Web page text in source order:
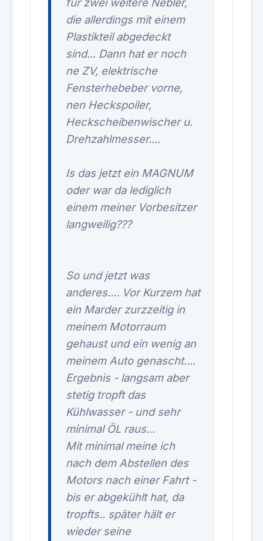
die allerdings mit einem
Plastikteil abgedeckt
sind... Dann hat er noch
ne ZV, elektrische
Fensterhebeber vorne,
nen Heckspoiler,
Heckscheibenwischer u.
Drehzahlmesser....
Is das jetzt ein MAGNUM
oder war da lediglich
einem meiner Vorbesitzer
langweilig???
So und jetzt was
anderes.... Vor Kurzem hat
ein Marder zurzzeitig in
meinem Motorraum
gehaust und ein wenig an
meinem Auto genascht....
Ergebnis - langsam aber
stetig tropft das
Kühlwasser - und sehr
minimal ÖL raus...
Mit minimal meine ich
nach dem Abstellen des
Motors nach einer Fahrt -
bis er abgekühlt hat, da
tropfts.. später hält er
wieder seine